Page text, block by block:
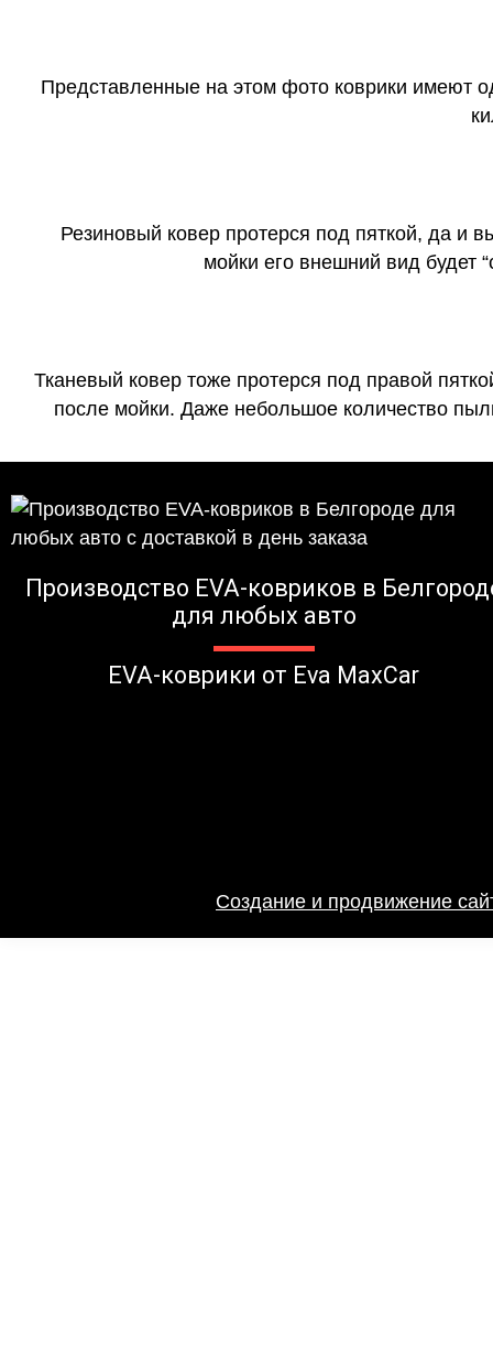
Представленные на этом фото коврики имеют
Резиновый ковер протерся под пяткой, да и
мойки его внешний вид будет
Тканевый ковер тоже протерся под правой
после мойки. Даже небольшое количество
Производство EVA-ковриков в
для любых авто
EVA-коврики от Eva MaxCar
Создание и продвижение